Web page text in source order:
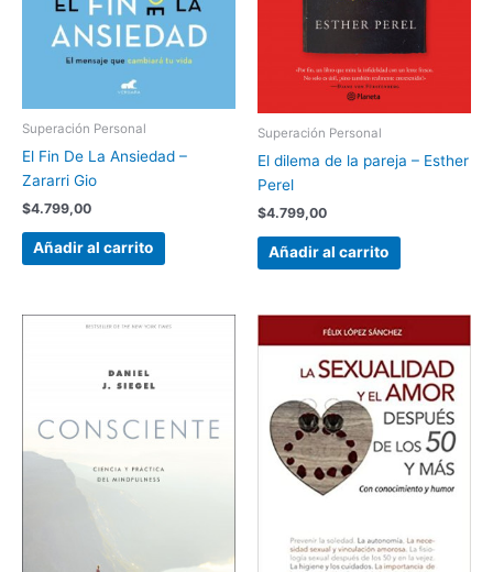
Superación Personal
El Fin De La Ansiedad –
Zararri Gio
$4.799,00
Añadir al carrito
Superación Personal
El dilema de la pareja – Esther
Perel
$4.799,00
Añadir al carrito